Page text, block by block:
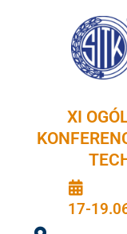
XI
17-